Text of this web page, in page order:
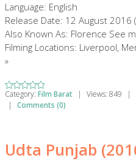
Language: English
Release Date: 12 August 2016
Also Known As: Florence See
Filming Locations: Liverpool,
»
Category: Film Barat | Views: 849 |
|
Comments (0)
Udta Punjab